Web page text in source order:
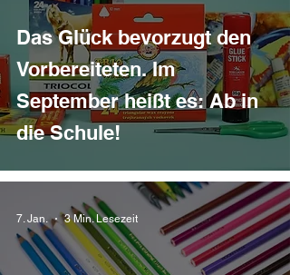
Das Glück bevorzugt den
Vorbereiteten. Im
September heißt es: Ab in
die Schule!
7. Jan. 3 Min. Lesezeit